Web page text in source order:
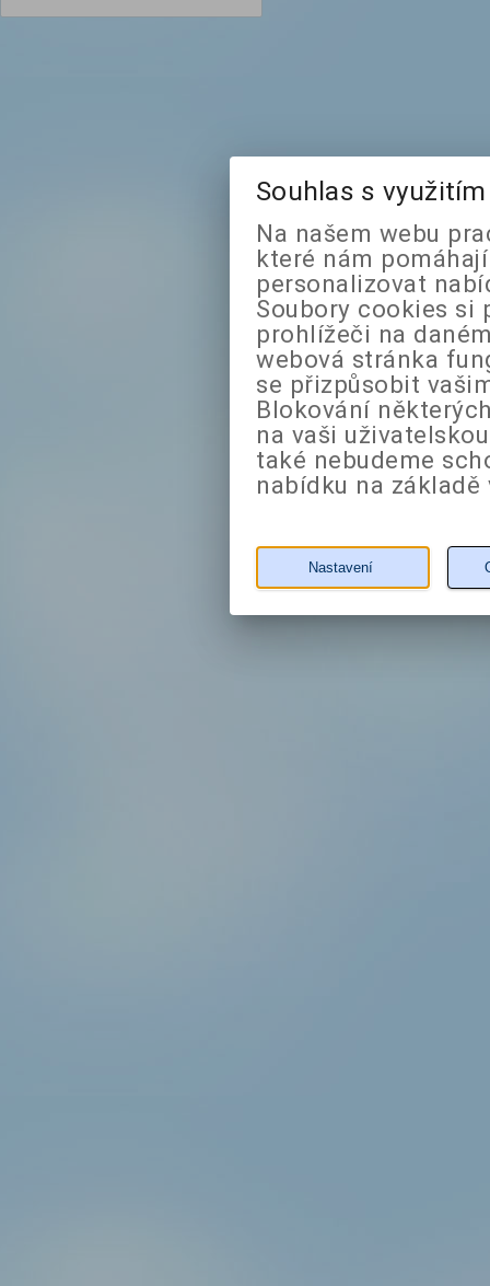
Souhlas s
Na našem webu
které nám
personalizovat
Soubory cookies si
prohlížeči na
webová stránka
se přizpůsobit
Blokování
na vaši
také nebudeme
nabídku na
Nastavení